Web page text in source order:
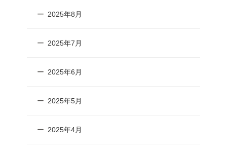
2025年8月
2025年7月
2025年6月
2025年5月
2025年4月